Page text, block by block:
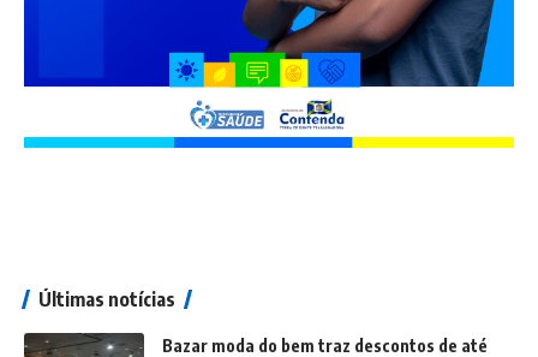
Últimas notícias
Bazar moda do bem traz descontos de até